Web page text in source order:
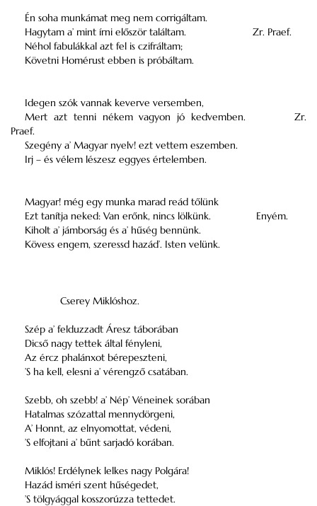
Én soha munkámat meg nem corrigáltam.
Hagytam a’ mint írni először találtam.
Zr. Praef.
Néhol fabulákkal azt fel is czifráltam;
Követni Homérust ebben is próbáltam.
Idegen szók vannak keverve versemben,
Mert azt tenni nékem vagyon jó kedvemben.
Zr.
Praef.
Szegény a’ Magyar nyelv! ezt vettem eszemben.
Irj – és vélem lészesz eggyes értelemben.
Magyar! még egy munka marad reád tőlünk
Ezt tanítja neked: Van erőnk, nincs lölkünk.
Enyém.
Kiholt a’ jámborság és a’ hűség bennünk.
Kövess engem, szeressd hazád’. Isten velünk.
Cserey Miklóshoz.
Szép a’ felduzzadt Áresz táborában
Dicső nagy tettek által fényleni,
Az ércz phalánxot bérepeszteni,
’S ha kell, elesni a’ vérengző csatában.
Szebb, oh szebb! a’ Nép’ Véneinek sorában
Hatalmas szózattal mennydörgeni,
A’ Honnt, az elnyomottat, védeni,
’S elfojtani a’ bűnt sarjadó korában.
Miklós! Erdélynek lelkes nagy Polgára!
Hazád isméri szent hűségedet,
’S tölgyággal kosszorúzza tettedet.